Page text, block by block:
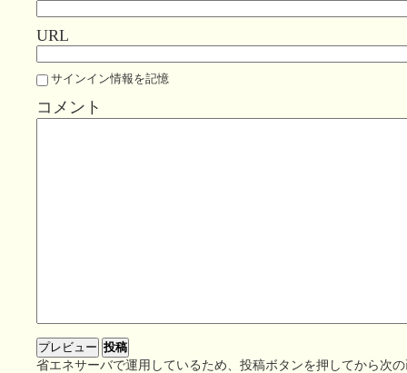
URL
サインイン情報を記憶
コメント
省エネサーバで運用しているため、投稿ボタンを押してから次